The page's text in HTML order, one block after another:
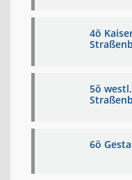
4ö
5ö
6ö